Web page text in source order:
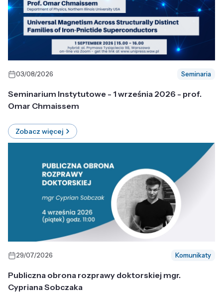
03/08/2026 Seminaria
Seminarium Instytutowe - 1 września 2026 - prof.
Omar Chmaissem
Zobacz więcej
29/07/2026 Komunikaty
Publiczna obrona rozprawy doktorskiej mgr.
Cypriana Sobczaka